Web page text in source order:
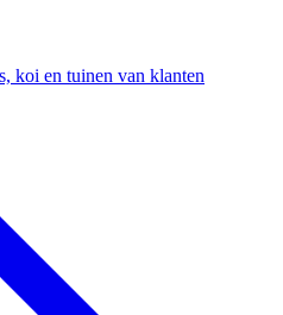
koi en tuinen van klanten